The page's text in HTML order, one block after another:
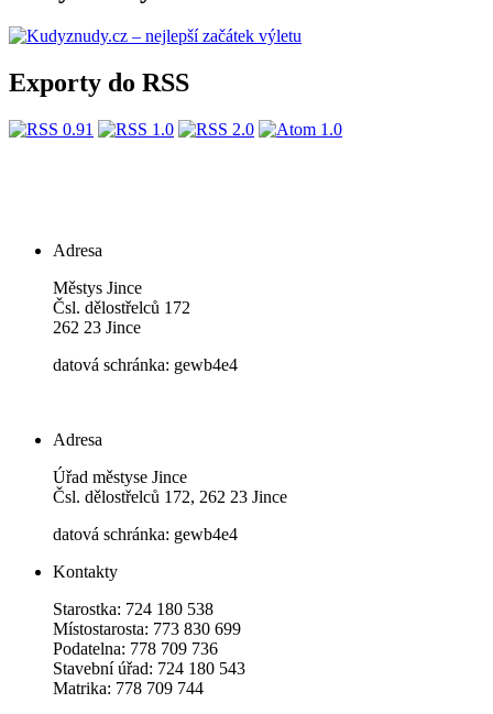
Exporty do RSS
Adresa
Městys Jince
Čsl. dělostřelců 172
262 23 Jince
datová schránka: gewb4e4
Adresa
Úřad městyse Jince
Čsl. dělostřelců 172, 262 23 Jince
datová schránka: gewb4e4
Kontakty
Starostka: 724 180 538
Místostarosta: 773 830 699
Podatelna: 778 709 736
Stavební úřad: 724 180 543
Matrika: 778 709 744